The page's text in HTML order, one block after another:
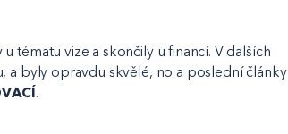
tématu vize a skončily u financí. V dalších
a byly opravdu skvělé, no a poslední články
.